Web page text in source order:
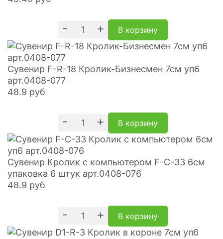
- + В корзину
Сувенир F-R-18 Кролик-Бизнесмен 7см уп6
арт.0408-077
48.9 руб
- + В корзину
Сувенир Кролик с компьютером F-C-33 6см
упаковка 6 штук арт.0408-076
48.9 руб
- + В корзину